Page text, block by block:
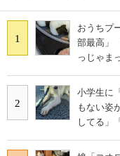
1
おうちプ
部最高」
っじゃま
2
小学生に
もない姿
してる」